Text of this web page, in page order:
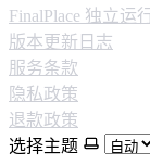
FinalPlace 独立运
版本更新日志
服务条款
隐私政策
退款政策
选择主题